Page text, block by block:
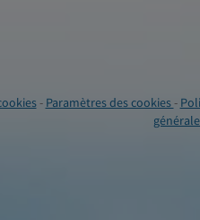
- Paramètres des cookies-